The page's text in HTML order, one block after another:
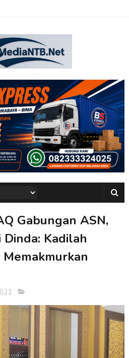
Gabungan ASN,
Dinda: Kadilah